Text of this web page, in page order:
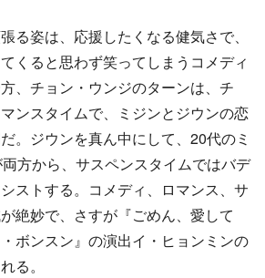
る姿は、応援したくなる健気さで、
くると思わず笑ってしまうコメディ
、チョン・ウンジのターンは、チ
ンスタイムで、ミジンとジウンの恋
。ジウンを真ん中にして、20代のミ
方から、サスペンスタイムではバデ
ストする。コメディ、ロマンス、サ
絶妙で、さすが『ごめん、愛して
ボンスン』の演出イ・ヒョンミンの
る。